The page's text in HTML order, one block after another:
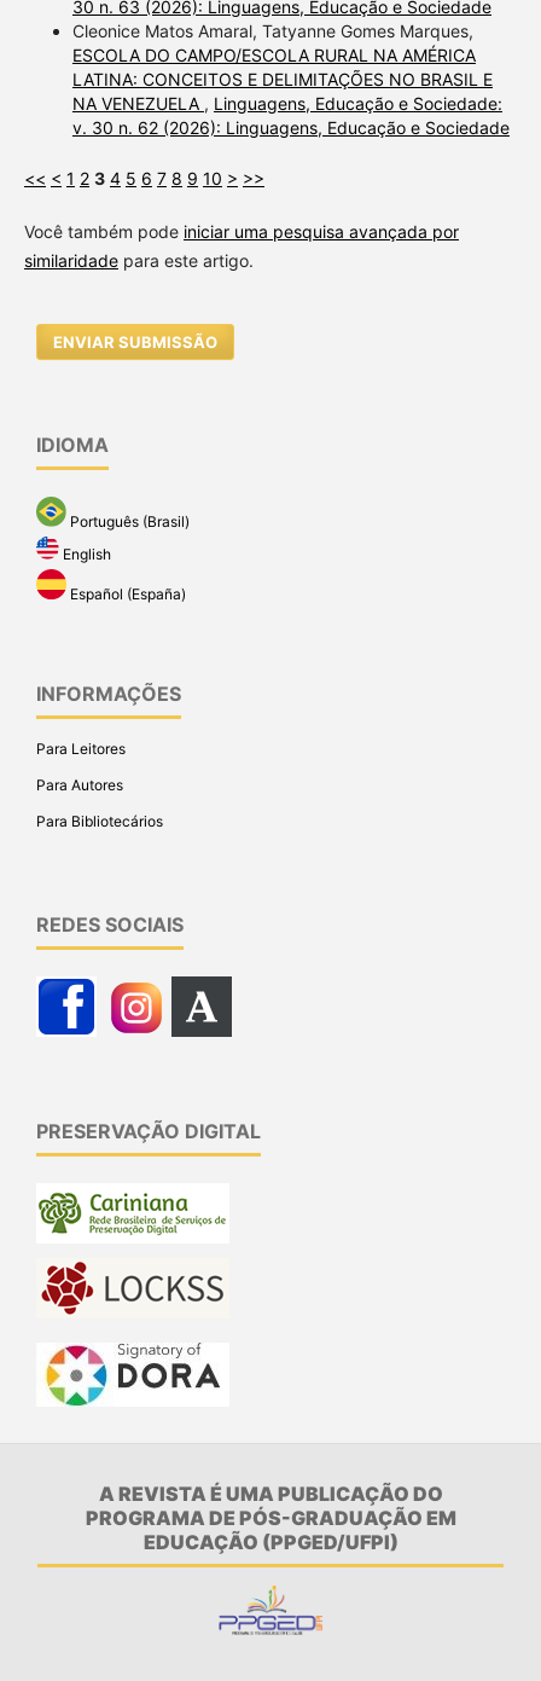
30 n. 63 (2026): Linguagens, Educação e Sociedade
Cleonice Matos Amaral, Tatyanne Gomes Marques,
ESCOLA DO CAMPO/ESCOLA RURAL NA AMÉRICA
LATINA: CONCEITOS E DELIMITAÇÕES NO BRASIL E
NA VENEZUELA , Linguagens, Educação e Sociedade:
v. 30 n. 62 (2026): Linguagens, Educação e Sociedade
<< < 1 2 3 4 5 6 7 8 9 10 > >>
Você também pode iniciar uma pesquisa avançada por
similaridadepara este artigo.
ENVIAR SUBMISSÃO
IDIOMA
Português (Brasil)
English
Español (España)
INFORMAÇÕES
Para Leitores
Para Autores
Para Bibliotecários
REDES SOCIAIS
PRESERVAÇÃO DIGITAL
A REVISTA É UMA PUBLICAÇÃO DO
PROGRAMA DE PÓS-GRADUAÇÃO EM
EDUCAÇÃO (PPGED/UFPI)